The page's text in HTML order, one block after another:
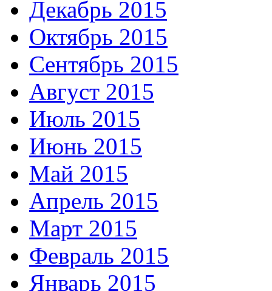
Декабрь 2015
Октябрь 2015
Сентябрь 2015
Август 2015
Июль 2015
Июнь 2015
Май 2015
Апрель 2015
Март 2015
Февраль 2015
Январь 2015